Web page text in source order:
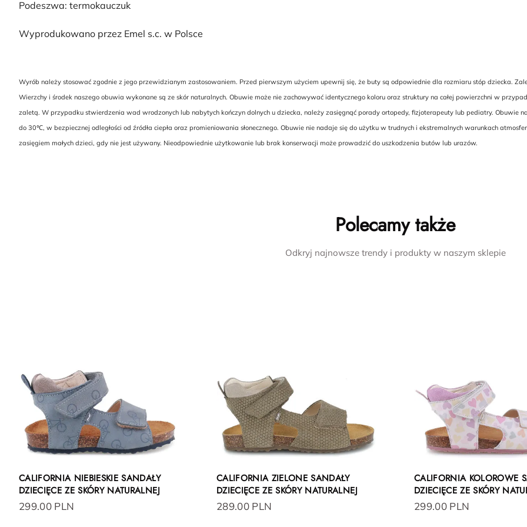
Podeszwa: termokauczuk
Wyprodukowano przez Emel s.c. w Polsce
Wyrób należy stosować zgodnie z jego przewidzianym zastosowaniem. Przed pierwszym użyciem upewnij się, że buty są odpowiednie dla rozmiaru stóp dziecka.
Wierzchy i środek naszego obuwia wykonane są ze skór naturalnych. Obuwie może nie zachowywać identycznego koloru oraz struktury na całej powierzchni w
zaletą. W przypadku stwierdzenia wad wrodzonych lub nabytych kończyn dolnych u dziecka, należy zasięgnąć porady ortopedy, fizjoterapeuty lub pediatry. Obuwie
do 30℃, w bezpiecznej odległości od źródła ciepła oraz promieniowania słonecznego. Obuwie nie nadaje się do użytku w trudnych i ekstremalnych warunkach
zasięgiem małych dzieci, gdy nie jest używany. Nieodpowiednie użytkowanie lub brak konserwacji może prowadzić do uszkodzenia butów lub urazów.
Polecamy także
Odkryj najnowsze trendy i produkty w naszym sklepie
CALIFORNIA NIEBIESKIE SANDAŁY
DZIECIĘCE ZE SKÓRY NATURALNEJ
299.00 PLN
CALIFORNIA ZIELONE SANDAŁY
DZIECIĘCE ZE SKÓRY NATURALNEJ
289.00 PLN
CALIFORNIA KOLOROWE
DZIECIĘCE ZE SKÓRY
299.00 PLN